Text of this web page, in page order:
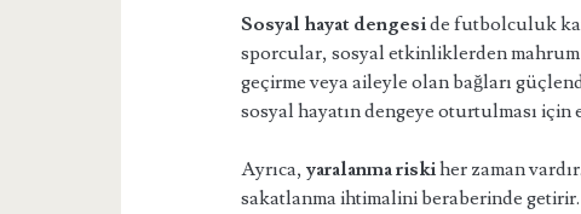
Sosyal hayat dengeside futbolculuk
sporcular, sosyal etkinliklerden
geçirme veya aileyle olan bağları
sosyal hayatın dengeye oturtulması
Ayrıca,yaralanma riskiher zaman
sakatlanma ihtimalini beraberinde